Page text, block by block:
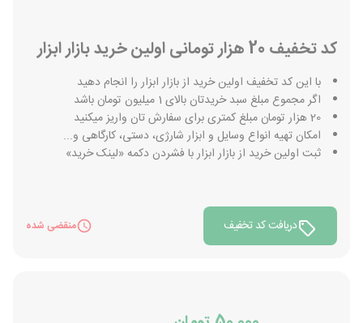
کد تخفیف 20 هزار تومانی اولین خرید بازار ابزار
با این کد تخفیف اولین خرید از بازار ابزار را انجام دهید
اگر مجموع مبلغ سبد خریدتان بالای 1 میلیون تومان باشد
20 هزار تومان مبلغ کمتری برای سفارش تان واریز میکنید
امکان تهیه انواع وسایل و ابزار شارژی، دستی، کارگاهی و...
ثبت اولین خرید از بازار ابزار با فشردن دکمه «لینک خرید»
دریافت کد تخفیف منقضی شده